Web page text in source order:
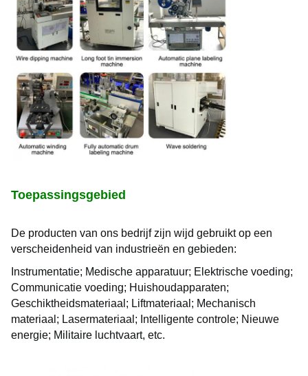
Toepassingsgebied
De producten van ons bedrijf zijn wijd gebruikt op een
verscheidenheid van industrieën en gebieden:
Instrumentatie; Medische apparatuur; Elektrische voeding;
Communicatie voeding; Huishoudapparaten;
Geschiktheidsmateriaal; Liftmateriaal; Mechanisch
materiaal; Lasermateriaal; Intelligente controle; Nieuwe
energie; Militaire luchtvaart, etc.